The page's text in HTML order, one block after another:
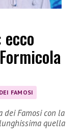
ecco
FAMOSI
dei Famosi con la
quella